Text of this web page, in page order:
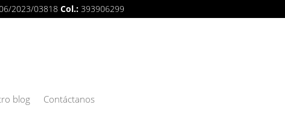
2023/03818 Col.:393906299
blog Contáctanos